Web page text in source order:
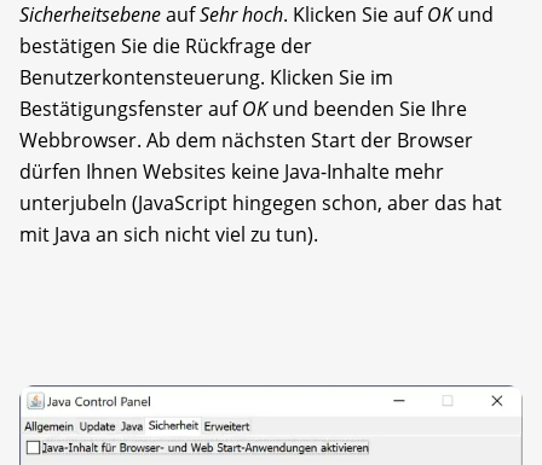
SicherheitsebeneaufSehr hoch. Klicken Sie aufOKund
bestätigen Sie die Rückfrage der
Benutzerkontensteuerung. Klicken Sie im
Bestätigungsfenster aufOKund beenden Sie Ihre
Webbrowser. Ab dem nächsten Start der Browser
dürfen Ihnen Websites keine Java-Inhalte mehr
unterjubeln (JavaScript hingegen schon, aber das hat
mit Java an sich nicht viel zu tun).